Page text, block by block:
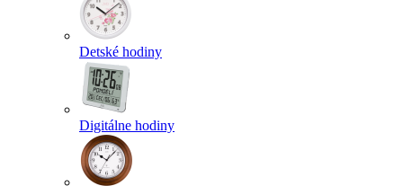
Detské hodiny
Digitálne hodiny